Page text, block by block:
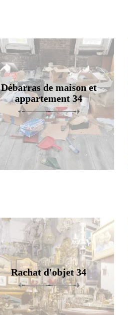
Débarras de maison et
appartement 34
Rachat d'objet 34